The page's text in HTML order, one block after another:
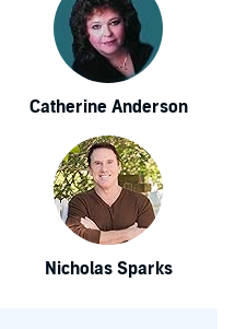
Catherine Anderson
Nicholas Sparks